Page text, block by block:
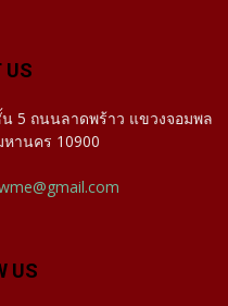
US
5 ถนนลาดพร้าว แขวงจอมพล
หานคร 10900
US